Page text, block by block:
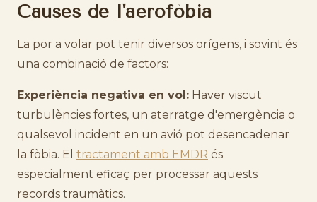
Causes de l'aerofòbia
La por a volar pot tenir diversos orígens, i sovint és
una combinació de factors:
Experiència negativa en vol: Haver viscut
turbulències fortes, un aterratge d'emergència o
qualsevol incident en un avió pot desencadenar
la fòbia. El tractament amb EMDR és
especialment eficaç per processar aquests
records traumàtics.